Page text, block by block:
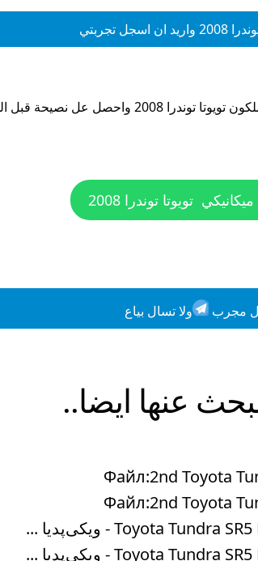
2008 واريد ان اسجل تجربتي
تويوتا توندرا 2008 واحصل عل نصيحة قبل
تويوتا توندرا 2008
مجرب ولا تسال بياع
عنها ايضا..
Файл:2nd Toyota
Файл:2nd Toyota